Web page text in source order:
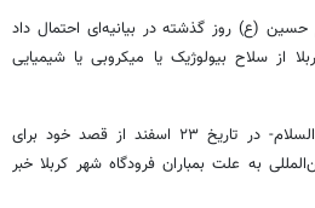
حسین (ع) روز گذشته در بیانیه‌ای احتمال داد
از سلاح بیولوژیک یا میکروبی یا شیمیایی
تولیت آستان امام حسین -علیه السلام- در تاریخ ۲۳ اسفند از قصد خود برای
به علت بمباران فرودگاه شهر کربلا خبر